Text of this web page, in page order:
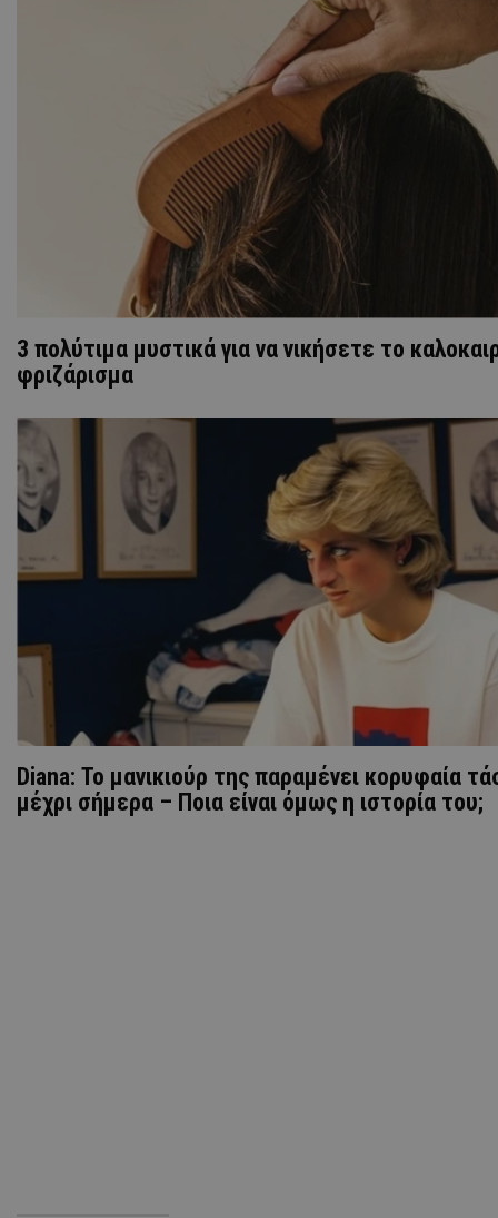
3 πολύτιμα μυστικά για να νικήσετε το
φριζάρισμα
Diana: Το μανικιούρ της παραμένει κορυφαία
μέχρι σήμερα – Ποια είναι όμως η ιστορία του;